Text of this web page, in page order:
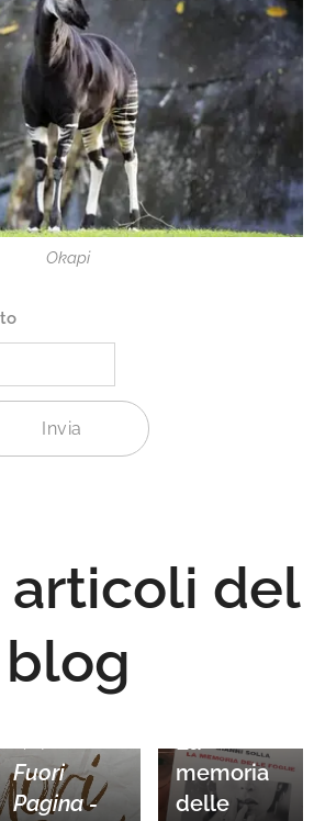
Okapi
Invia
del
blog
Fuori
Pagina -
memoria
delle